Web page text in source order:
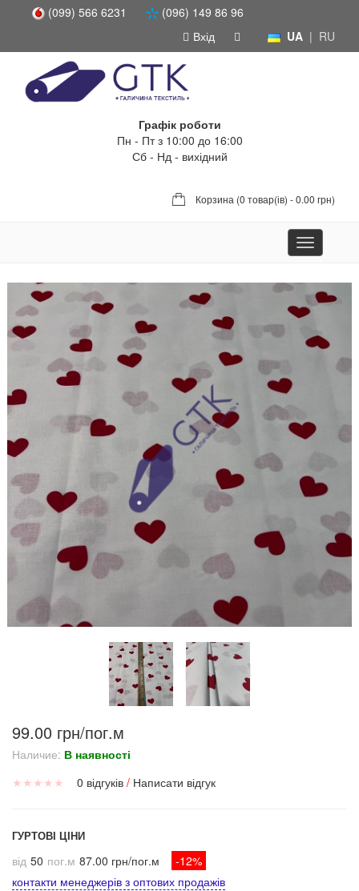
(099) 566 6231
(096) 149 86 96
UA | RU
Вхід
Графік роботи
Пн - Пт з 10:00 до 16:00
Сб - Нд - вихідний
Корзина (0 товар(ів) - 0.00 грн)
Toggle
navigation
99.00 грн/пог.м
Наличие: В наявності
★ ★ ★ ★ ★ 0 відгуків / Написати відгук
ГУРТОВІ ЦІНИ
від 50 пог.м 87.00 грн/пог.м
-12%
контакти менеджерів з оптових продажів